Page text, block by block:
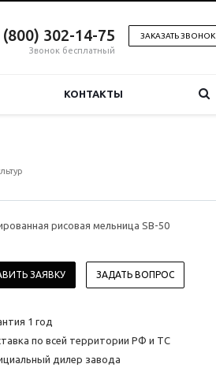
ЗАКАЗАТЬ ЗВОНОК
(800) 302-14-75
Звонок бесплатный
КОНТАКТЫ
рисовая мельница SB-50
ЗАЯВКУ ЗАДАТЬ ВОПРОС
1 год
по всей территории РФ и ТС
дилер завода